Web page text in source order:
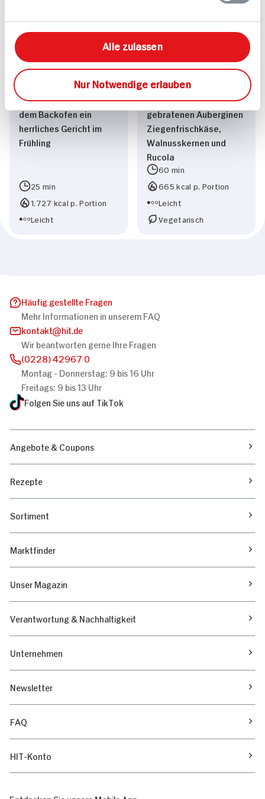
Alle zulassen
Nur Notwendige erlauben
Frisches Lachsfilet aus
dem Backofen ein
herrliches Gericht im
Frühling
25 min
1.727 kcal p. Portion
Leicht
Crepes gefüllt mit
gebratenen Auberginen
Ziegenfrischkäse,
Walnusskernen und
Rucola
60 min
665 kcal p. Portion
Leicht
Vegetarisch
Häufig gestellte Fragen
Mehr Informationen in unserem FAQ
kontakt
hit.de
Wir beantworten gerne Ihre Fragen
(0228) 42967 0
Montag - Donnerstag: 9 bis 16 Uhr
Freitags: 9 bis 13 Uhr
Folgen Sie uns auf TikTok
Angebote & Coupons
Rezepte
Sortiment
Marktfinder
Unser Magazin
Verantwortung & Nachhaltigkeit
Unternehmen
Newsletter
FAQ
HIT-Konto